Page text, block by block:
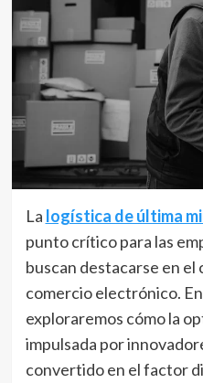
La logística de última
punto crítico para las
buscan destacarse en
comercio electrónico.
exploraremos cómo la
impulsada por
convertido en el factor